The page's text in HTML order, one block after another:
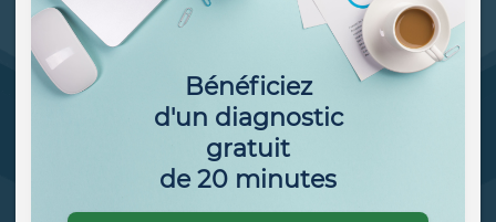
Bénéficiez
d'un diagnostic
gratuit
de 20 minutes